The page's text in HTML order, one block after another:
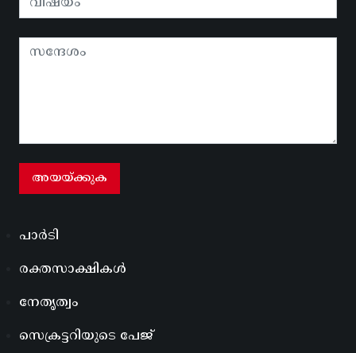
പാർടി
രക്തസാക്ഷികൾ
നേതൃത്വം
സെക്രട്ടറിയുടെ പേജ്